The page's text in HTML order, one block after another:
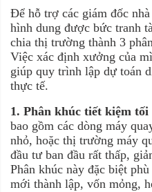
Để hỗ trợ các giám đốc
hình dung được bức tranh
chia thị trường thành 3
Việc xác định xưởng của
giúp quy trình lập dự toán
thực tế.
1. Phân khúc tiết kiệm tối
bao gồm các dòng máy
nhỏ, hoặc thị trường máy
đầu tư ban đầu rất thấp,
Phân khúc này đặc biệt
mới thành lập, vốn mỏng,